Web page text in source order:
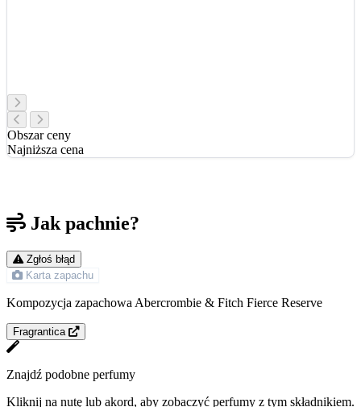
Obszar ceny
Najniższa cena
Jak pachnie?
Zgłoś błąd
Karta zapachu
Kompozycja zapachowa Abercrombie & Fitch Fierce Reserve
Fragrantica
Znajdź podobne perfumy
Kliknij na nutę lub akord, aby zobaczyć perfumy z tym składnikiem.